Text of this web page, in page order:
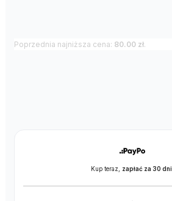
Poprzednia najniższa cena: 80.00 zł.
Kup teraz, zapłać za 30 dni.